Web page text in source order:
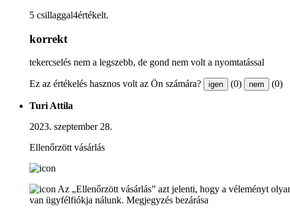
5 csillaggal4értékelt.
korrekt
tekercselés nem a legszebb, de gond nem volt a nyomtatással
Ez az értékelés hasznos volt az Ön számára? igen (0) nem (0)
Turi Attila
2023. szeptember 28.
Ellenőrzött vásárlás
Az „Ellenőrzött vásárlás” azt jelenti, hogy a véleményt
van ügyfélfiókja nálunk. Megjegyzés bezárása